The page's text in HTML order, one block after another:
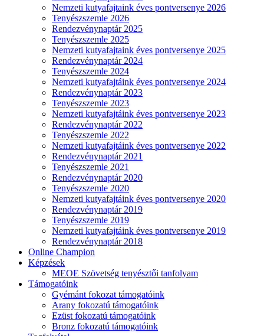
Nemzeti kutyafajtaink éves pontversenye 2026
Tenyészszemle 2026
Rendezvénynaptár 2025
Tenyészszemle 2025
Nemzeti kutyafajtaink éves pontversenye 2025
Rendezvénynaptár 2024
Tenyészszemle 2024
Nemzeti kutyafajtáink éves pontversenye 2024
Rendezvénynaptár 2023
Tenyészszemle 2023
Nemzeti kutyafajtáink éves pontversenye 2023
Rendezvénynaptár 2022
Tenyészszemle 2022
Nemzeti kutyafajtáink éves pontversenye 2022
Rendezvénynaptár 2021
Tenyészszemle 2021
Rendezvénynaptár 2020
Tenyészszemle 2020
Nemzeti kutyafajtáink éves pontversenye 2020
Rendezvénynaptár 2019
Tenyészszemle 2019
Nemzeti kutyafajtáink éves pontversenye 2019
Rendezvénynaptár 2018
Online Champion
Képzések
MEOE Szövetség tenyésztői tanfolyam
Támogatóink
Gyémánt fokozat támogatóink
Arany fokozatú támogatóink
Ezüst fokozatú támogatóink
Bronz fokozatú támogatóink